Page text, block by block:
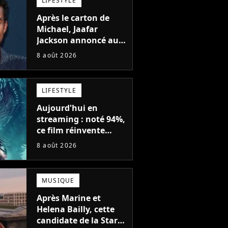
Après le carton de
Michael, Jaafar
Jackson annoncé au
casting d'un film
Smith
8 août 2026
LIFESTYLE
Aujourd'hui en
streaming : noté 94%,
ce film réinvente
complètement cette
fiction vieille de 40
ans
8 août 2026
MUSIQUE
Après Marine et
Helena Bailly, cette
candidate de la Star